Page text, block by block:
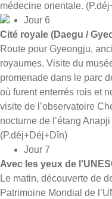
médecine orientale.
Jour 6
Cité royale (Daegu /
Route pour Gyeongju,
royaumes. Visite du
promenade dans le parc
où furent enterrés rois et
visite de l’observatoire
nocturne de l’étang
(P.déj+Déj+Dîn)
Jour 7
Avec les yeux de
Le matin, découverte de
Patrimoine Mondial de